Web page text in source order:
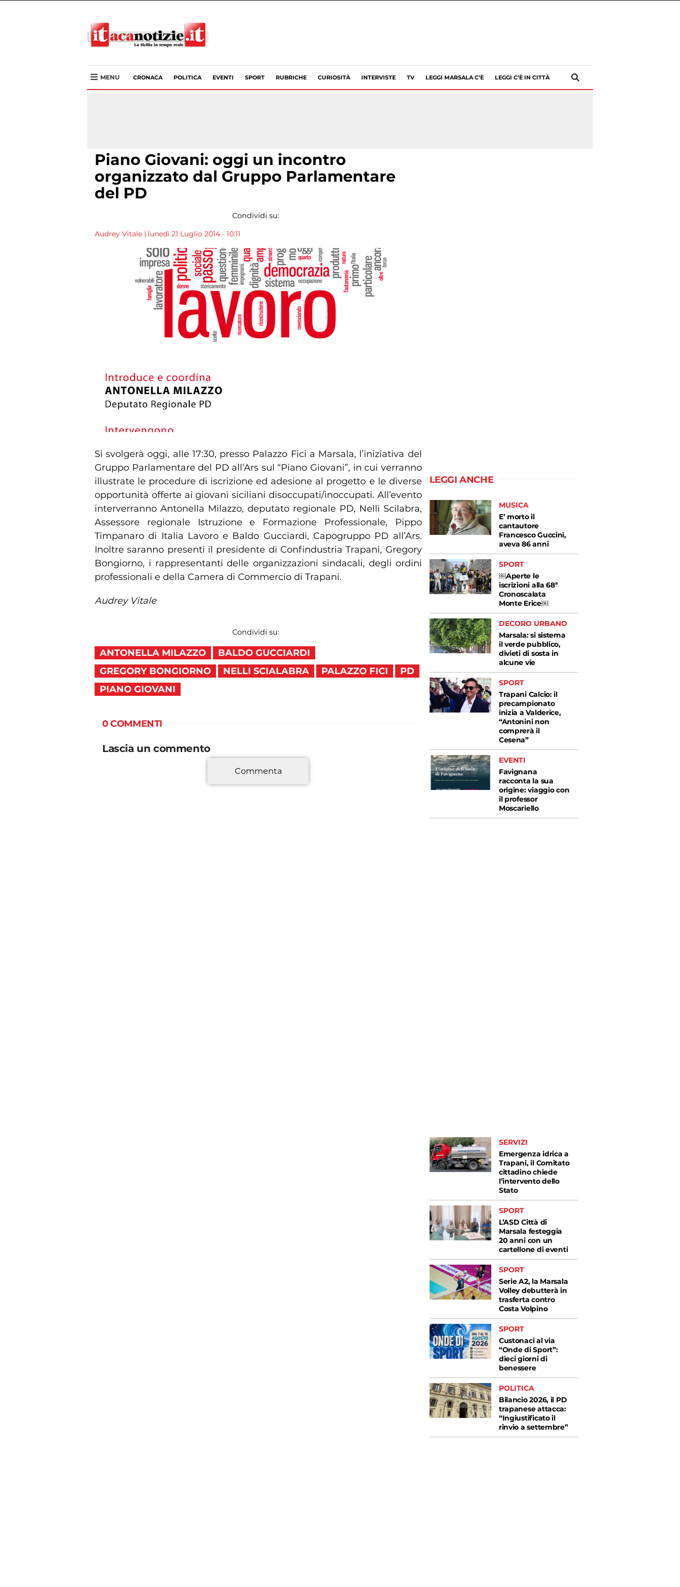
MENU CRONACA POLITICA EVENTI SPORT RUBRICHE CURIOSITÀ INTERVISTE TV LEGGI MARSALA C’È LEGGI C’È IN CITTÀ
Piano Giovani: oggi un incontro
organizzato dal Gruppo Parlamentare
del PD
Condividi su:
Audrey Vitale | lunedì 21 Luglio 2014 - 10:11
Si svolgerà oggi, alle 17:30, presso Palazzo Fici a Marsala, l’iniziativa del
Gruppo Parlamentare del PD all’Ars sul “Piano Giovani”, in cui verranno
illustrate le procedure di iscrizione ed adesione al progetto e le diverse
opportunità offerte ai giovani siciliani disoccupati/inoccupati. All’evento
interverranno Antonella Milazzo, deputato regionale PD, Nelli Scilabra,
Assessore regionale Istruzione e Formazione Professionale, Pippo
Timpanaro di Italia Lavoro e Baldo Gucciardi, Capogruppo PD all’Ars.
Inoltre saranno presenti il presidente di Confindustria Trapani, Gregory
Bongiorno, i rappresentanti delle organizzazioni sindacali, degli ordini
professionali e della Camera di Commercio di Trapani.
Audrey Vitale
Condividi su:
ANTONELLA MILAZZO
BALDO GUCCIARDI
GREGORY BONGIORNO
NELLI SCIALABRA PALAZZO FICI
PD
PIANO GIOVANI
0 COMMENTI
Lascia un commento
Commenta
LEGGI ANCHE
MUSICA
E’ morto il
cantautore
Francesco Guccini,
aveva 86 anni
SPORT
￼Aperte le
iscrizioni alla 68ª
Cronoscalata
Monte Erice￼
DECORO URBANO
Marsala: si sistema
il verde pubblico,
divieti di sosta in
alcune vie
SPORT
Trapani Calcio: il
precampionato
inizia a Valderice,
“Antonini non
comprerà il
Cesena”
EVENTI
Favignana
racconta la sua
origine: viaggio con
il professor
Moscariello
SERVIZI
Emergenza idrica a
Trapani, il Comitato
cittadino chiede
l’intervento dello
Stato
SPORT
L’ASD Città di
Marsala festeggia
20 anni con un
cartellone di eventi
SPORT
Serie A2, la Marsala
Volley debutterà in
trasferta contro
Costa Volpino
SPORT
Custonaci al via
“Onde di Sport”:
dieci giorni di
benessere
POLITICA
Bilancio 2026, il PD
trapanese attacca:
“Ingiustificato il
rinvio a settembre”